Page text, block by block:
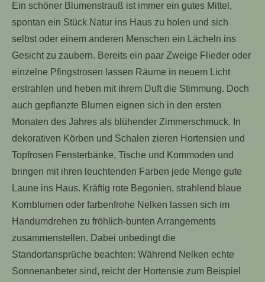
Ein schöner Blumenstrauß ist immer ein gutes Mittel,
spontan ein Stück Natur ins Haus zu holen und sich
selbst oder einem anderen Menschen ein Lächeln ins
Gesicht zu zaubern. Bereits ein paar Zweige Flieder oder
einzelne Pfingstrosen lassen Räume in neuem Licht
erstrahlen und heben mit ihrem Duft die Stimmung. Doch
auch gepflanzte Blumen eignen sich in den ersten
Monaten des Jahres als blühender Zimmerschmuck. In
dekorativen Körben und Schalen zieren Hortensien und
Topfrosen Fensterbänke, Tische und Kommoden und
bringen mit ihren leuchtenden Farben jede Menge gute
Laune ins Haus. Kräftig rote Begonien, strahlend blaue
Kornblumen oder farbenfrohe Nelken lassen sich im
Handumdrehen zu fröhlich-bunten Arrangements
zusammenstellen. Dabei unbedingt die
Standortansprüche beachten: Während Nelken echte
Sonnenanbeter sind, reicht der Hortensie zum Beispiel